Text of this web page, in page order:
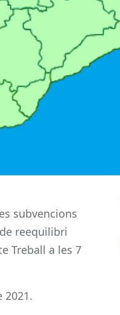
subvencions
reequilibri
Treball a les 7
2021.